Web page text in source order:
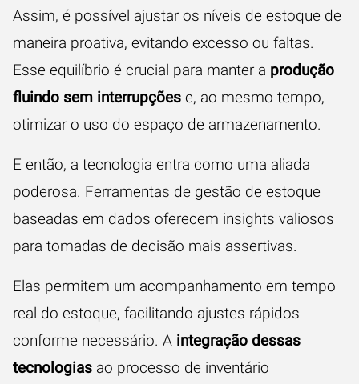
Assim, é possível ajustar os níveis de estoque de
maneira proativa, evitando excesso ou faltas.
Esse equilíbrio é crucial para manter a produção
fluindo sem interrupções e, ao mesmo tempo,
otimizar o uso do espaço de armazenamento.
E então, a tecnologia entra como uma aliada
poderosa. Ferramentas de gestão de estoque
baseadas em dados oferecem insights valiosos
para tomadas de decisão mais assertivas.
Elas permitem um acompanhamento em tempo
real do estoque, facilitando ajustes rápidos
conforme necessário. A integração dessas
tecnologias ao processo de inventário